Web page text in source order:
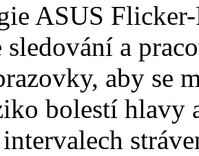
ASUS
sledování a
aby se
bolestí hlavy